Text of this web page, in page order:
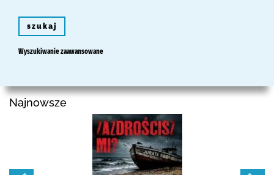
szukaj
Wyszukiwanie zaawansowane
Najnowsze